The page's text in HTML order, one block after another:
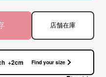
店舗在庫
+2cm Find your size